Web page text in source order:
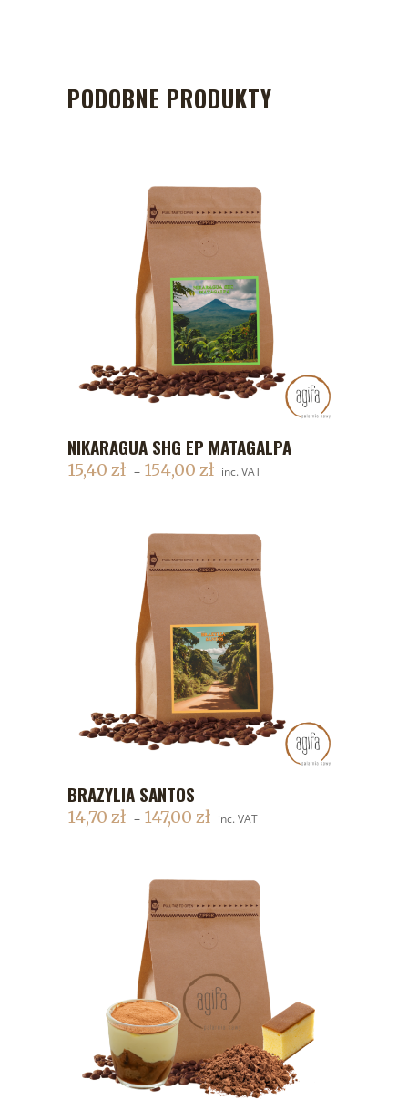
PODOBNE PRODUKTY
DODAJ DO KOSZYKA
NIKARAGUA SHG EP MATAGALPA
15,40 zł – 154,00 zł inc. VAT
DODAJ DO KOSZYKA
BRAZYLIA SANTOS
14,70 zł – 147,00 zł inc. VAT